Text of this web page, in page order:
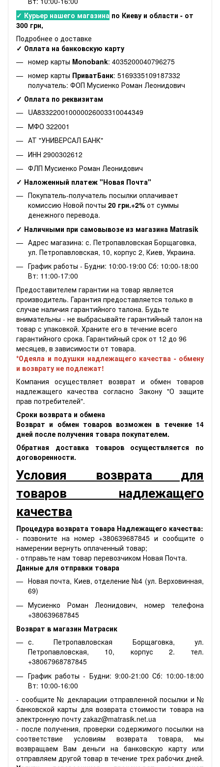
✓ Курьер нашего магазина по Киеву и области - от
300 грн,
Подробнее о доставке
✓ Оплата на банковскую карту
номер карты Monobank: 4035200040796275
номер карты ПриватБанк: 5169335109187332
получатель: ФОП Мусиенко Роман Леонидович
✓ Оплата по реквизитам
UA833220010000026003310044349
МФО 322001
АТ "УНИВЕРСАЛ БАНК"
ИНН 2900302612
ФЛП Мусиенко Роман Леонидович
✓ Наложенный платеж "Новая Почта"
Покупатель-получатель посылки оплачивает
комиссию Новой почты 20 грн.+2% от суммы
денежного перевода.
✓ Наличными при самовывозе из магазина Matrasik
Адрес магазина: с. Петропавловская Борщаговка,
ул. Петропавловская, 10, корпус 2, Киев, Украина.
График работы - Будни: 10:00-19:00 Сб: 10:00-18:00
Вт: 11:00-17:00
Предоставителем гарантии на товар является
производитель. Гарантия предоставляется только в
случае наличия гарантийного талона. Будьте
внимательны - не выбрасывайте гарантийный талон на
товар с упаковкой. Храните его в течение всего
гарантийного срока. Гарантийный срок от 12 до 96
месяцев, в зависимости от товара.
*Одеяла и подушки надлежащего качества - обмену
и возврату не подлежат!
Компания осуществляет возврат и обмен товаров
надлежащего качества согласно Закону "О защите
прав потребителей".
Сроки возврата и обмена
Возврат и обмен товаров возможен в течение 14
дней после получения товара покупателем.
Обратная доставка товаров осуществляется по
договоренности.
Условия возврата для
товаров надлежащего
качества
Процедура возврата товара Надлежащего качества:
- позвоните на номер +380639687845 и сообщите о
намерении вернуть оплаченный товар;
- отправьте нам товар перевозчиком Новая Почта.
Данные для отправки товара
Новая почта, Киев, отделение №4 (ул. Верховинная,
69)
Мусиенко Роман Леонидович, номер телефона
+380639687845
Возврат в магазин Матрасик
с. Петропавловская Борщаговка, ул.
Петропавловская, 10, корпус 2. тел.
+38067968787845
График работы - Будни: 9:00-21:00 Сб: 10:00-18:00
Вт: 10:00-16:00
- сообщите № декларации отправленной посылки и №
банковской карты для возврата стоимости товара на
электронную почту zakaz@matrasik.net.ua
- после получения, проверки содержимого посылки на
соответствие условиям возврата товара, мы
возвращаем Вам деньги на банковскую карту или
отправляем другой товар в течение трех рабочих дней.